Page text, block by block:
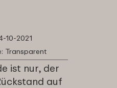
10-2021
Transparent
ist nur, der
auf